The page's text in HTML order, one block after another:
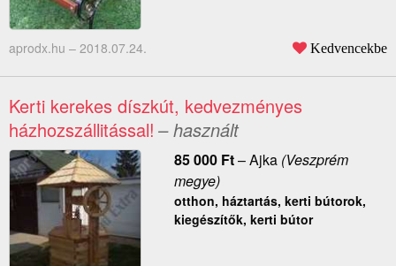
aprodx.hu – 2018.07.24. Kedvencekbe
Kerti kerekes díszkút, kedvezményes
házhozszállitással! – használt
85 000 Ft–Ajka(Veszprém
megye)
otthon, háztartás, kerti bútorok,
kiegészítők, kerti bútor